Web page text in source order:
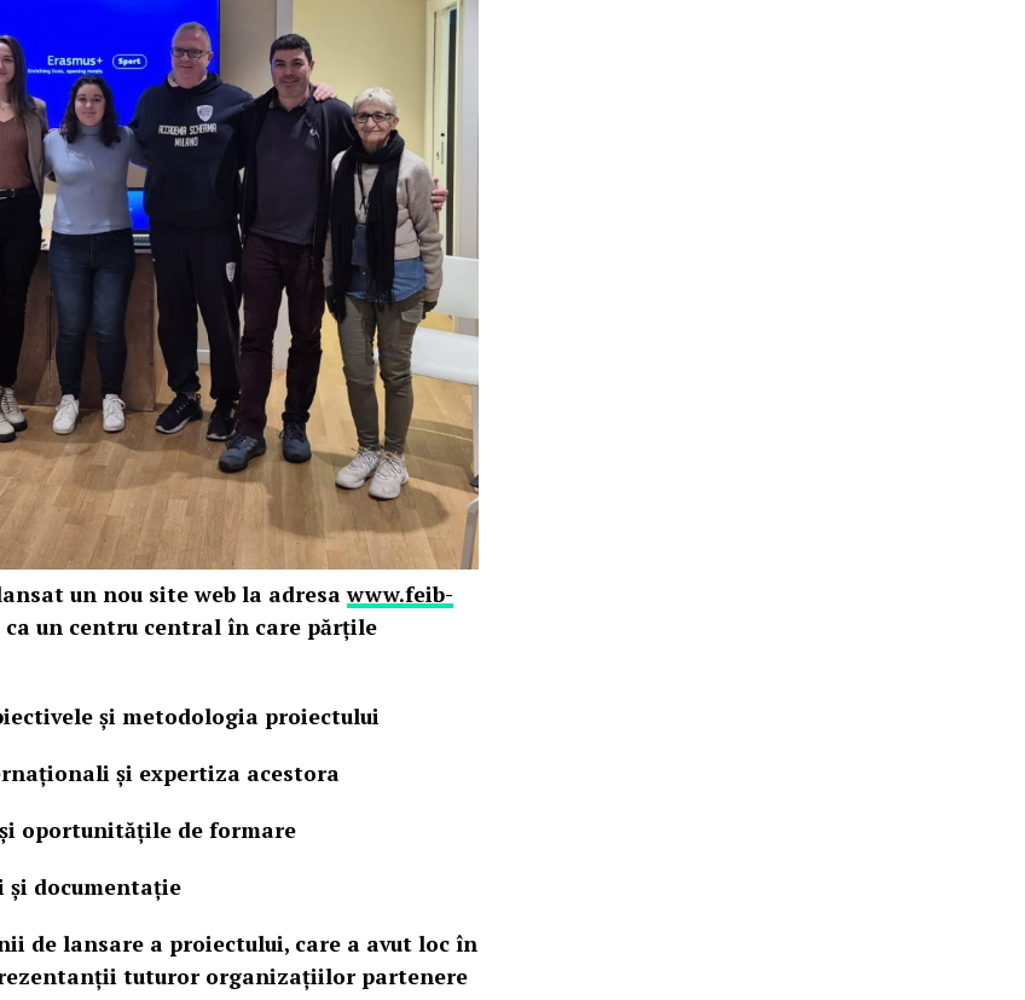
un nou site web la adresawww.feib-
un centru central în care părțile
și metodologia proiectului
și expertiza acestora
oportunitățile de formare
și documentație
de lansare a proiectului, care a avut loc în
tuturor organizațiilor partenere